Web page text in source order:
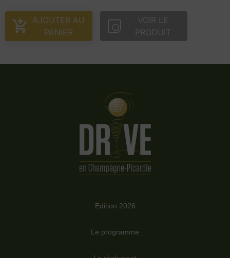
AJOUTER AU
PANIER
VOIR LE
PRODUIT
Edition 2026
Le programme